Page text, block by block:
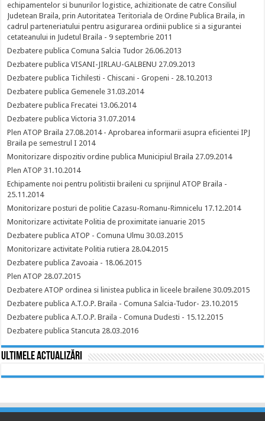
echipamentelor si bunurilor logistice, achizitionate de catre Consiliul
Judetean Braila, prin Autoritatea Teritoriala de Ordine Publica Braila, in
cadrul parteneriatului pentru asigurarea ordinii publice si a sigurantei
cetateanului in Judetul Braila - 9 septembrie 2011
Dezbatere publica Comuna Salcia Tudor 26.06.2013
Dezbatere publica VISANI-JIRLAU-GALBENU 27.09.2013
Dezbatere publica Tichilesti - Chiscani - Gropeni - 28.10.2013
Dezbatere publica Gemenele 31.03.2014
Dezbatere publica Frecatei 13.06.2014
Dezbatere publica Victoria 31.07.2014
Plen ATOP Braila 27.08.2014 - Aprobarea informarii asupra eficientei IPJ
Braila pe semestrul I 2014
Monitorizare dispozitiv ordine publica Municipiul Braila 27.09.2014
Plen ATOP 31.10.2014
Echipamente noi pentru politistii braileni cu sprijinul ATOP Braila -
25.11.2014
Monitorizare posturi de politie Cazasu-Romanu-Rimnicelu 17.12.2014
Monitorizare activitate Politia de proximitate ianuarie 2015
Dezbatere publica ATOP - Comuna Ulmu 30.03.2015
Monitorizare activitate Politia rutiera 28.04.2015
Dezbatere publica Zavoaia - 18.06.2015
Plen ATOP 28.07.2015
Dezbatere ATOP ordinea si linistea publica in liceele brailene 30.09.2015
Dezbatere publica A.T.O.P. Braila - Comuna Salcia-Tudor- 23.10.2015
Dezbatere publica A.T.O.P. Braila - Comuna Dudesti - 15.12.2015
Dezbatere publica Stancuta 28.03.2016
Ultimele actualizări